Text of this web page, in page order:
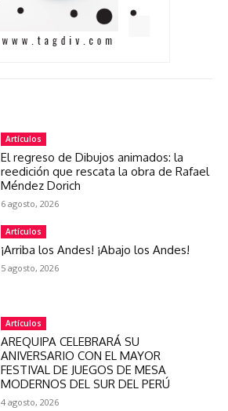
Artículos
El regreso de Dibujos animados: la
reedición que rescata la obra de Rafael
Méndez Dorich
6 agosto, 2026
Artículos
¡Arriba los Andes! ¡Abajo los Andes!
5 agosto, 2026
Artículos
AREQUIPA CELEBRARÁ SU
ANIVERSARIO CON EL MAYOR
FESTIVAL DE JUEGOS DE MESA
MODERNOS DEL SUR DEL PERÚ
4 agosto, 2026